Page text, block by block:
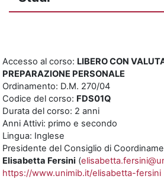
Accesso al corso: LIBERO CON
PREPARAZIONE PERSONALE
Ordinamento: D.M. 270/04
Codice del corso: FDS01Q
Durata del corso: 2 anni
Anni Attivi: primo e secondo
Lingua: Inglese
Presidente del Consiglio di
Elisabetta Fersini (
https://www.unimib.it/elisabetta-fersini